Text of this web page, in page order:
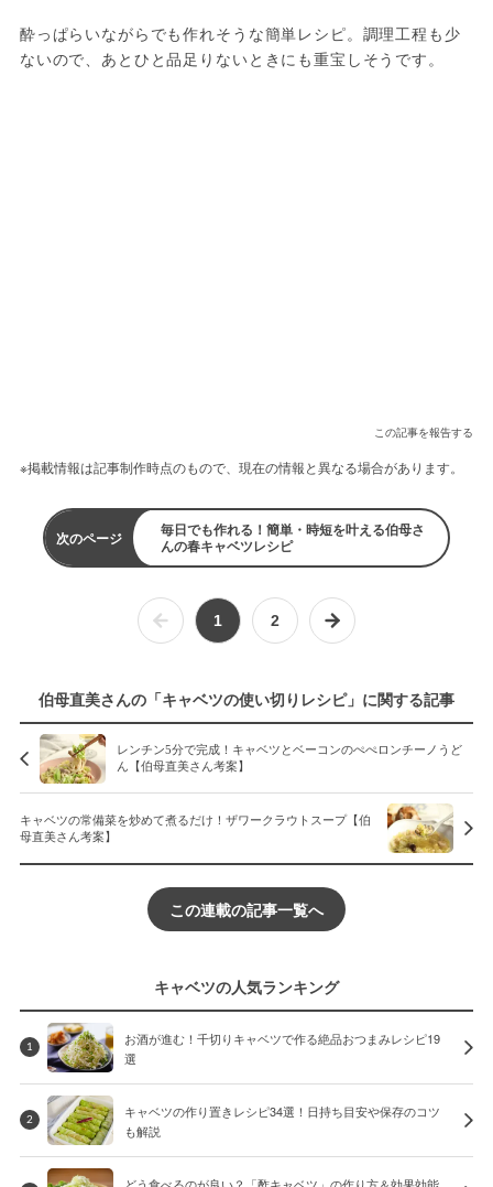
酔っぱらいながらでも作れそうな簡単レシピ。調理工程も少
ないので、あとひと品足りないときにも重宝しそうです。
この記事を報告する
※掲載情報は記事制作時点のもので、現在の情報と異なる場合があります。
次のページ
毎日でも作れる！簡単・時短を叶える伯母さ
んの春キャベツレシピ
1 2
伯母直美さんの「キャベツの使い切りレシピ」に関する記事
レンチン5分で完成！キャベツとベーコンのぺぺロンチーノうど
ん【伯母直美さん考案】
キャベツの常備菜を炒めて煮るだけ！ザワークラウトスープ【伯
母直美さん考案】
この連載の記事一覧へ
キャベツの人気ランキング
1
お酒が進む！千切りキャベツで作る絶品おつまみレシピ19
選
2
キャベツの作り置きレシピ34選！日持ち目安や保存のコツ
も解説
どう食べるのが良い？「酢キャベツ」の作り方＆効果効能